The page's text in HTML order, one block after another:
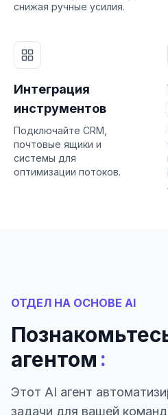
снижая ручные усилия.
Интеграция
инструментов
Подключайте CRM,
почтовые ящики и
системы для
оптимизации потоков.
ОТДЕЛ НА ОСНОВЕ AI
агентом :
Этот AI агент
задачи для вашей